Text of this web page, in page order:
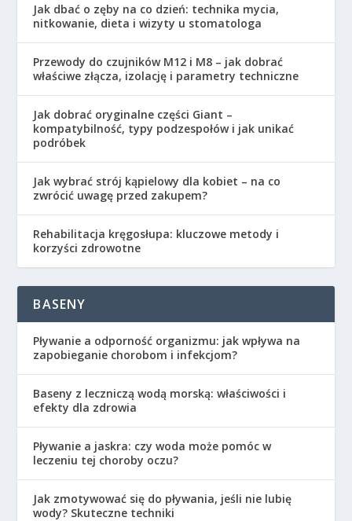
Jak dbać o zęby na co dzień: technika mycia,
nitkowanie, dieta i wizyty u stomatologa
Przewody do czujników M12 i M8 – jak dobrać
właściwe złącza, izolację i parametry techniczne
Jak dobrać oryginalne części Giant –
kompatybilność, typy podzespołów i jak unikać
podróbek
Jak wybrać strój kąpielowy dla kobiet – na co
zwrócić uwagę przed zakupem?
Rehabilitacja kręgosłupa: kluczowe metody i
korzyści zdrowotne
BASENY
Pływanie a odporność organizmu: jak wpływa na
zapobieganie chorobom i infekcjom?
Baseny z leczniczą wodą morską: właściwości i
efekty dla zdrowia
Pływanie a jaskra: czy woda może pomóc w
leczeniu tej choroby oczu?
Jak zmotywować się do pływania, jeśli nie lubię
wody? Skuteczne techniki